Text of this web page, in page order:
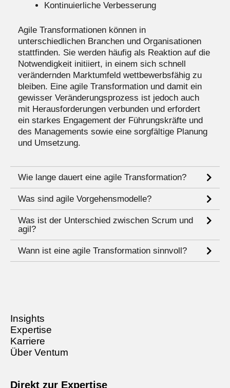
Kontinuierliche Verbesserung
Agile Transformationen können in
unterschiedlichen Branchen und Organisationen
stattfinden. Sie werden häufig als Reaktion auf die
Notwendigkeit initiiert, in einem sich schnell
verändernden Marktumfeld wettbewerbsfähig zu
bleiben. Eine agile Transformation und damit ein
gewisser Veränderungsprozess ist jedoch auch
mit Herausforderungen verbunden und erfordert
ein starkes Engagement der Führungskräfte und
des Managements sowie eine sorgfältige Planung
und Umsetzung.
Wie lange dauert eine agile Transformation?
Was sind agile Vorgehensmodelle?
Was ist der Unterschied zwischen Scrum und
agil?
Wann ist eine agile Transformation sinnvoll?
Insights
Expertise
Karriere
Über Ventum
Direkt zur Expertise